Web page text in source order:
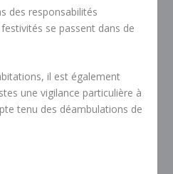
des responsabilités
se passent dans de
il est également
une vigilance particulière à
tenu des déambulations de